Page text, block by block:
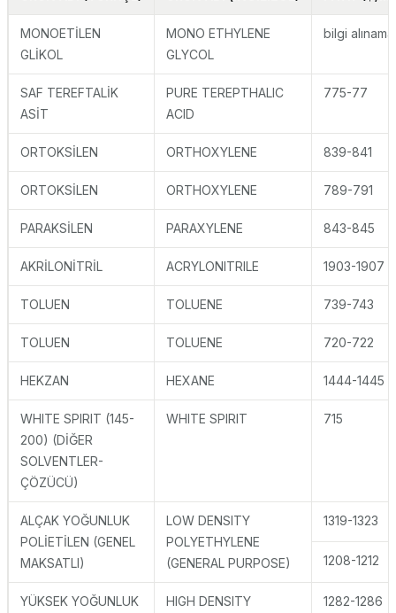
MONOETİLEN
GLİKOL
MONO ETHYLENE
GLYCOL
bilgi
SAF TEREFTALİK
ASİT
PURE TEREPTHALIC
ACID
775-77
ORTOKSİLEN ORTHOXYLENE 839-841
ORTOKSİLEN ORTHOXYLENE 789-791
PARAKSİLEN PARAXYLENE 843-845
AKRİLONİTRİL ACRYLONITRILE 1903-1907
TOLUEN TOLUENE 739-743
TOLUEN TOLUENE 720-722
HEKZAN HEXANE 1444-1445
WHITE SPIRIT (145-
200) (DİĞER
SOLVENTLER-
ÇÖZÜCÜ)
WHITE SPIRIT 715
ALÇAK YOĞUNLUK
POLİETİLEN (GENEL
MAKSATLI)
LOW DENSITY
POLYETHYLENE
(GENERAL PURPOSE)
1319-1323
1208-1212
YÜKSEK YOĞUNLUK
HIGH DENSITY
1282-1286